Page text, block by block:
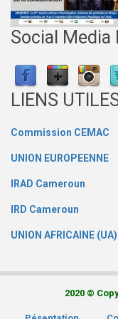
Social Media
LIENS
Commission CEMAC
UNION EUROPEENNE
IRAD Cameroun
IRD Cameroun
UNION AFRICAINE (UA)
2020 ©